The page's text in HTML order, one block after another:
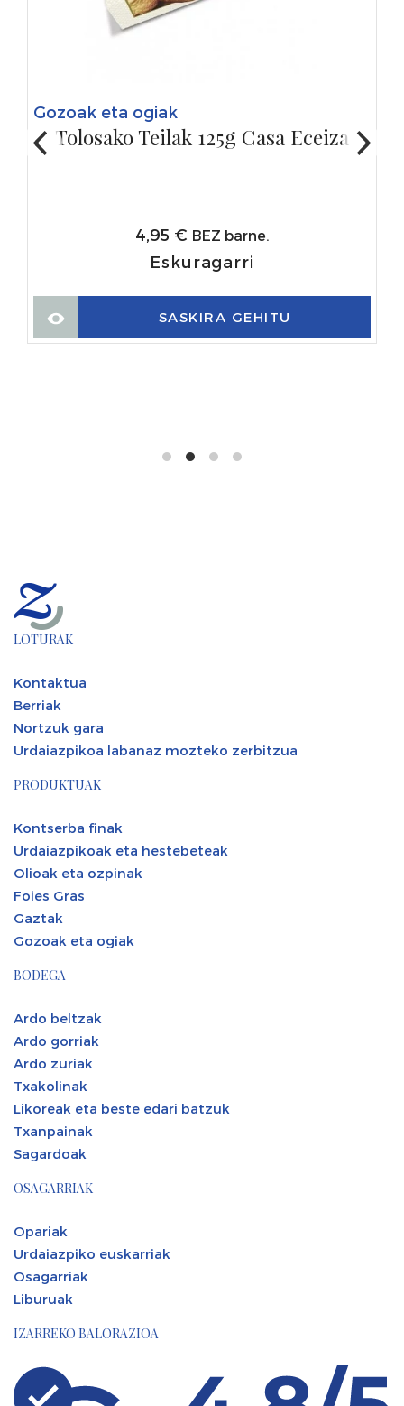
Gozoak eta ogiak
Tolosako Teilak 125g Casa Eceiza
4,95 € BEZ barne.
Eskuragarri
SASKIRA GEHITU
LOTURAK
Kontaktua
Berriak
Nortzuk gara
Urdaiazpikoa labanaz mozteko zerbitzua
PRODUKTUAK
Kontserba finak
Urdaiazpikoak eta hestebeteak
Olioak eta ozpinak
Foies Gras
Gaztak
Gozoak eta ogiak
BODEGA
Ardo beltzak
Ardo gorriak
Ardo zuriak
Txakolinak
Likoreak eta beste edari batzuk
Txanpainak
Sagardoak
OSAGARRIAK
Opariak
Urdaiazpiko euskarriak
Osagarriak
Liburuak
IZARREKO BALORAZIOA